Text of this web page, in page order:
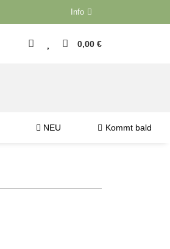
Info
0,00 €
NEU Kommt bald